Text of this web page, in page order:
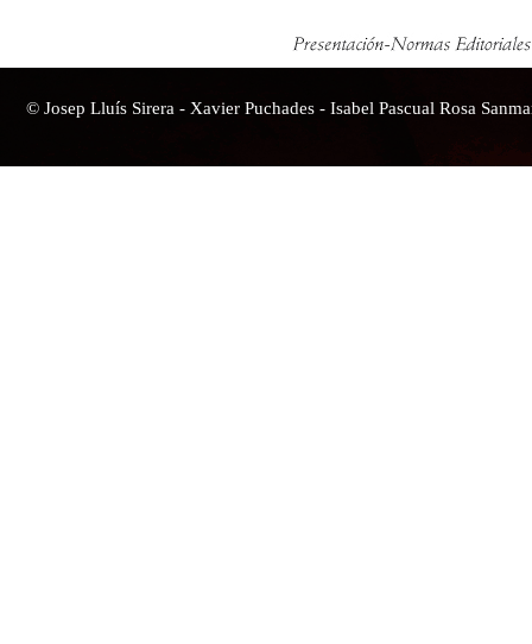
© Josep Lluís Sirera - Xavier Puchades - Isabel Pascual Rosa